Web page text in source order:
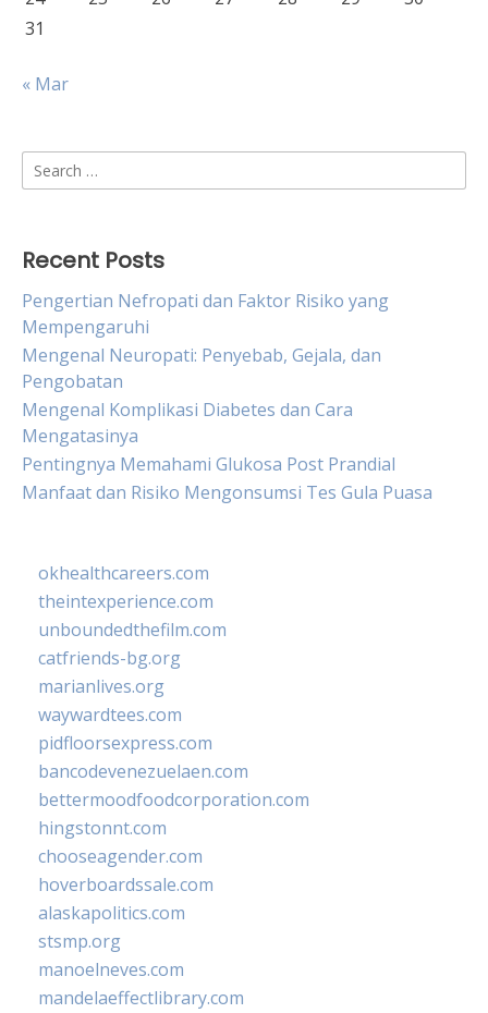
31
« Mar
Search
for:
Recent Posts
Pengertian Nefropati dan Faktor Risiko yang
Mempengaruhi
Mengenal Neuropati: Penyebab, Gejala, dan
Pengobatan
Mengenal Komplikasi Diabetes dan Cara
Mengatasinya
Pentingnya Memahami Glukosa Post Prandial
Manfaat dan Risiko Mengonsumsi Tes Gula Puasa
okhealthcareers.com
theintexperience.com
unboundedthefilm.com
catfriends-bg.org
marianlives.org
waywardtees.com
pidfloorsexpress.com
bancodevenezuelaen.com
bettermoodfoodcorporation.com
hingstonnt.com
chooseagender.com
hoverboardssale.com
alaskapolitics.com
stsmp.org
manoelneves.com
mandelaeffectlibrary.com